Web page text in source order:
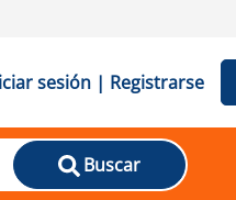
sesión | Registrarse
Buscar